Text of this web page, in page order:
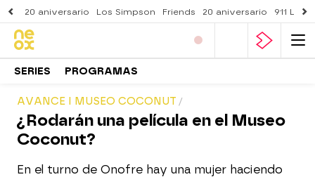
20 aniversario Los Simpson Friends 20 aniversario 911
SERIES PROGRAMAS
AVANCE I MUSEO COCONUT
¿Rodarán una película en el Museo
Coconut?
En el turno de Onofre hay una mujer haciendo